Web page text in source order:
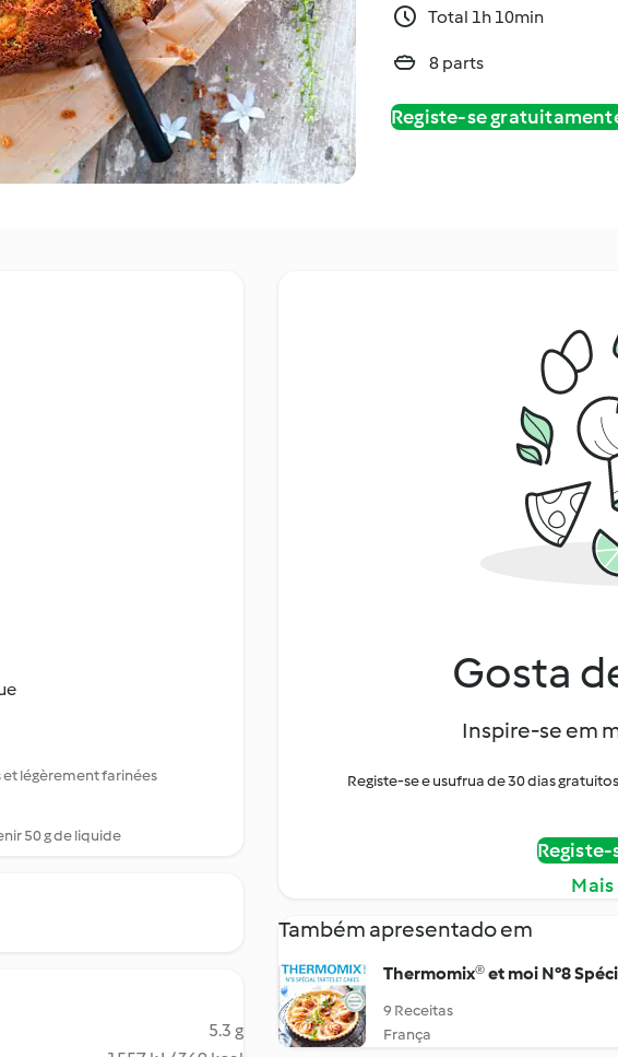
Total 1h 10min
8 parts
Registe-se
et légèrement farinées
50 g de liquide
5.3 g
Gosta
Inspire-se em
Registe-se e usufrua de 30 dias
Também apresentado em
Thermomix® et moi N°8
9 Receitas
França